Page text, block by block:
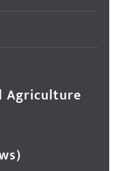
Agriculture